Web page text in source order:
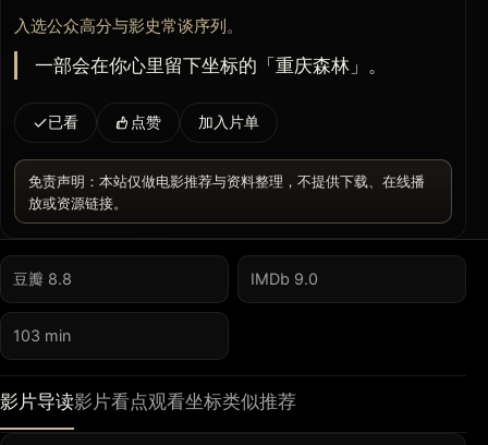
入选公众高分与影史常谈序列。
一部会在你心里留下坐标的「重庆森林」。
已看 点赞 加入片单
免责声明：本站仅做电影推荐与资料整理，不提供下载、在线播
放或资源链接。
豆瓣 8.8 IMDb 9.0
103 min
影片导读影片看点观看坐标类似推荐